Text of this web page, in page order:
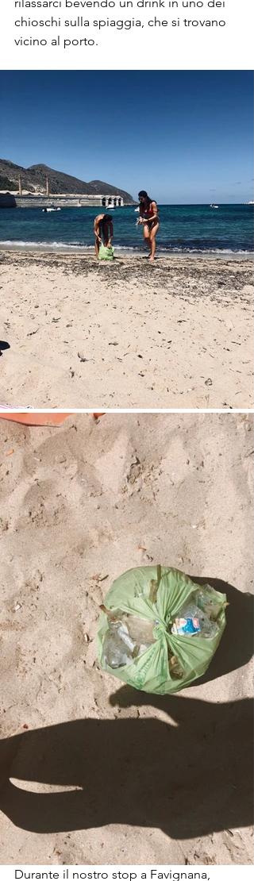
chioschi sulla spiaggia, che si trovano
vicino al porto.
Durante il nostro stop a Favignana,